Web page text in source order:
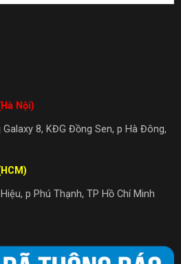
Nội)
Galaxy 8, KĐG Đồng Sen, p Hà Đông,
p Phú Thạnh, TP Hồ Chí Minh